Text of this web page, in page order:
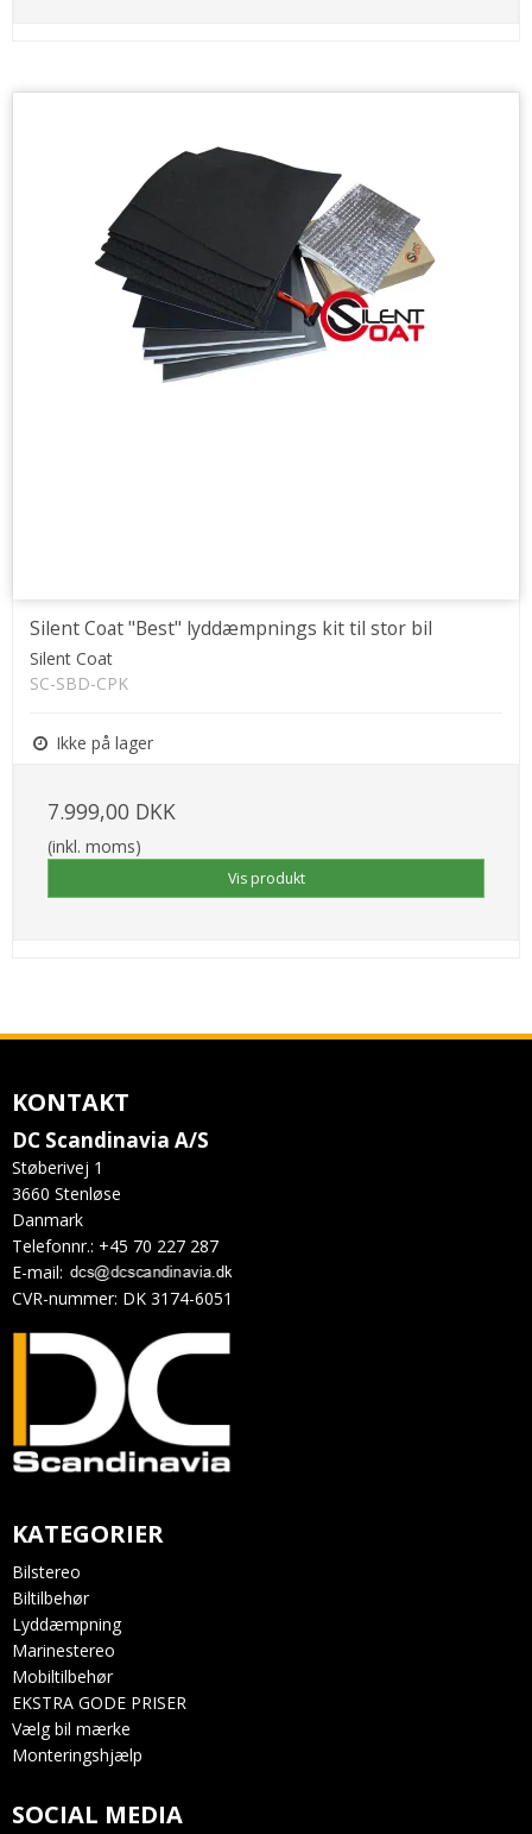
Silent Coat "Best" lyddæmpnings kit til stor bil
Silent Coat
SC-SBD-CPK
Ikke på lager
7.999,00 DKK
(inkl. moms)
Vis produkt
KONTAKT
DC Scandinavia A/S
Støberivej 1
3660 Stenløse
Danmark
Telefonnr.: +45 70 227 287
E-mail:
CVR-nummer: DK 3174-6051
KATEGORIER
Bilstereo
Biltilbehør
Lyddæmpning
Marinestereo
Mobiltilbehør
EKSTRA GODE PRISER
Vælg bil mærke
Monteringshjælp
SOCIAL MEDIA